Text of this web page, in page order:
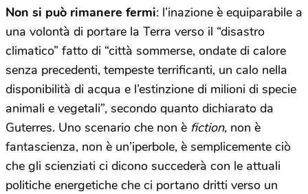
Non si può rimanere fermi: l’inazione è equiparabile a
una volontà di portare la Terra verso il “disastro
climatico” fatto di “città sommerse, ondate di calore
senza precedenti, tempeste terrificanti, un calo nella
disponibilità di acqua e l’estinzione di milioni di specie
animali e vegetali”, secondo quanto dichiarato da
Guterres. Uno scenario che non è fiction, non è
fantascienza, non è un’iperbole, è semplicemente ciò
che gli scienziati ci dicono succederà con le attuali
politiche energetiche che ci portano dritti verso un